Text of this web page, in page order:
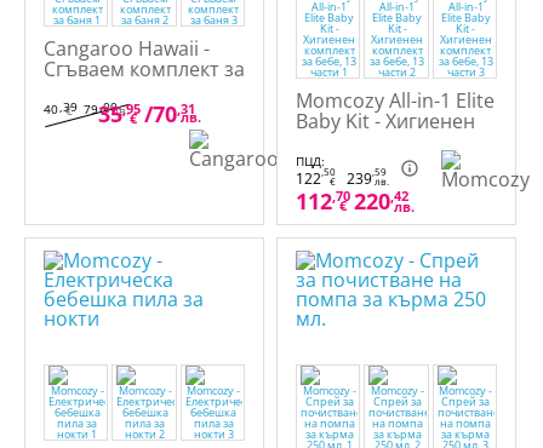
Cangaroo Hawaii -
Сгъваем комплект за
40,39
€ 79,00лв.
35,95
€ /70,31
лв.
Momcozy All-in-1 Elite
Baby Kit - Хигиенен
комплект за бебе, 13
части
ПЦД:
122,50
€ 239,59
лв.
112,70
€ 220,42
лв.